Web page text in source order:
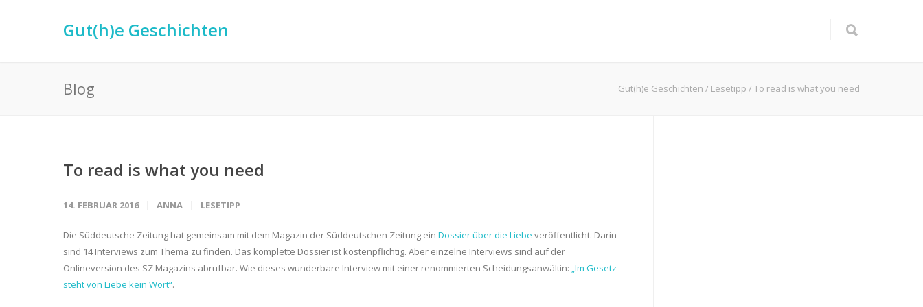
Gut(h)e Geschichten
Blog Gut(h)e Geschichten / Lesetipp /To read is what you need
To read is what you need
14. FEBRUAR 2016 ANNA LESETIPP
Die Süddeutsche Zeitung hat gemeinsam mit dem Magazin der Süddeutschen Zeitung ein Dossier über die Liebe veröffentlicht. Darin
sind 14 Interviews zum Thema zu finden. Das komplette Dossier ist kostenpflichtig. Aber einzelne Interviews sind auf der
Onlineversion des SZ Magazins abrufbar. Wie dieses wunderbare Interview mit einer renommierten Scheidungsanwältin: „Im Gesetz
steht von Liebe kein Wort“.